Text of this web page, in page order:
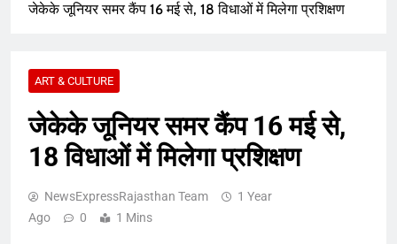
जेकेके जूनियर समर कैंप 16 मई से, 18 विधाओं में मिलेगा प्रशिक्षण
ART & CULTURE
जेकेके जूनियर समर कैंप 16 मई से,
18 विधाओं में मिलेगा प्रशिक्षण
NewsExpressRajasthan Team
1 Year
Ago
0 1 Mins